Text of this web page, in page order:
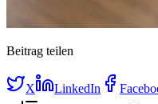
Beitrag teilen
X LinkedIn